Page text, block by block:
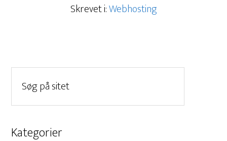
Skrevet i:Webhosting
Kategorier